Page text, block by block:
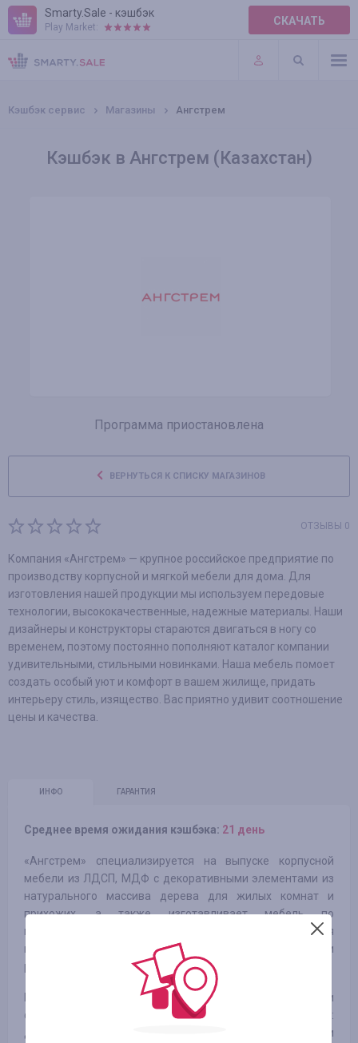
Smarty.Sale - кэшбэк
Play Market: СКАЧАТЬ
ПРАВИЛА
ПЛАГИНЫ
Кэшбэк сервис Магазины Ангстрем
Кэшбэк в Ангстрем (Казахстан)
Программа приостановлена
ВЕРНУТЬСЯ К СПИСКУ МАГАЗИНОВ
ОТЗЫВЫ 0
Компания «Ангстрем» — крупное российское предприятие по
производству корпусной и мягкой мебели для дома. Для
изготовления нашей продукции мы используем передовые
технологии, высококачественные, надежные материалы. Наши
дизайнеры и конструкторы стараются двигаться в ногу со
временем, поэтому постоянно пополняют каталог компании
удивительными, стильными новинками. Наша мебель помоет
создать особый уют и комфорт в вашем жилище, придать
интерьеру стиль, изящество. Вас приятно удивит соотношение
цены и качества.
ИНФО ГАРАНТИЯ
Среднее время ожидания кэшбэка: 21 день
«Ангстрем» специализируется на выпуске корпусной
мебели из ЛДСП, МДФ с декоративными элементами из
натурального массива дерева для жилых комнат и
прихожих, а также изготавливает мебель по
индивидуальным проектам, в том числе для
государственных учреждений, торговых и
развлекательных комплексов.
Мебель, как и любой другой товар, включает в себя три
фактора, которые определяют его успех на рынке:
дизайн, качество и цена. Особая забота компании